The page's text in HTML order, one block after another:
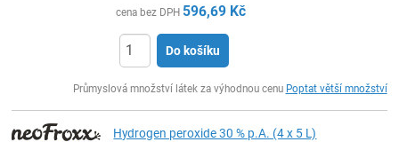
cena bez DPH 596,69 Kč
Do košíku
Průmyslová množství látek za výhodnou cenu Poptat větší množství
Hydrogen peroxide 30 % p.A. (4 x 5 L)